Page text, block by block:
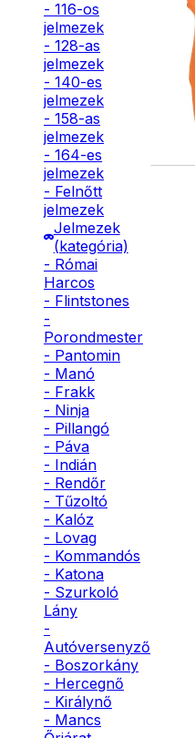
- 116-os
jelmezek
- 128-as
jelmezek
- 140-es
jelmezek
- 158-as
jelmezek
- 164-es
jelmezek
- Felnőtt
jelmezek
Jelmezek
(kategória)
- Római
Harcos
- Flintstones
-
Porondmester
- Pantomin
- Manó
- Frakk
- Ninja
- Pillangó
- Páva
- Indián
- Rendőr
- Tűzoltó
- Kalóz
- Lovag
- Kommandós
- Katona
- Szurkoló
Lány
-
Autóversenyző
- Boszorkány
- Hercegnő
- Királynő
- Mancs